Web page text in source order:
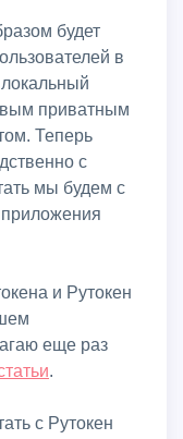
будет
в
приватным
Теперь
с
мы будем с
приложения
и Рутокен
еще раз
.
с Рутокен